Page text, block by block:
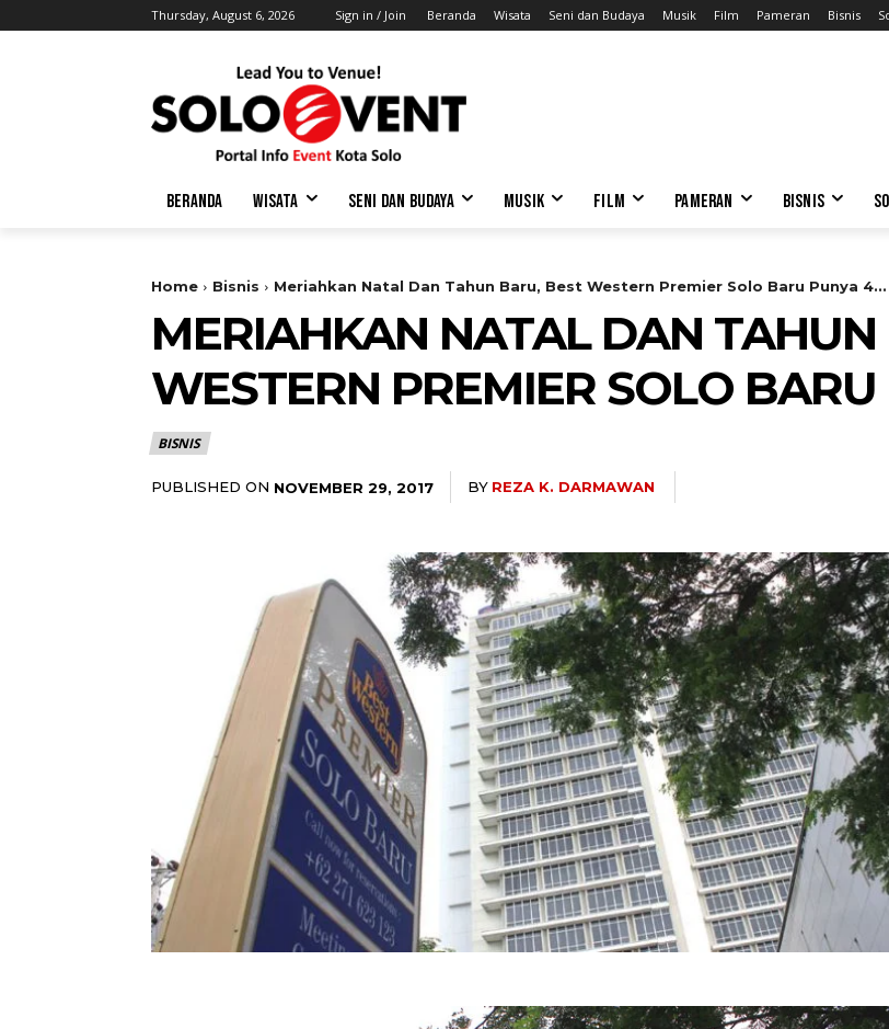
Thursday, August 6, 2026 Sign in / Join Beranda Wisata Seni dan Budaya Musik Film Pameran Bisnis
BERANDA WISATA SENI DAN BUDAYA MUSIK FILM PAMERAN BISNIS
Home Bisnis Meriahkan Natal Dan Tahun Baru, Best Western Premier Solo Baru Punya 4...
MERIAHKAN NATAL DAN TAHUN
WESTERN PREMIER SOLO
BISNIS
PUBLISHED ON NOVEMBER 29, 2017 BY REZA K. DARMAWAN